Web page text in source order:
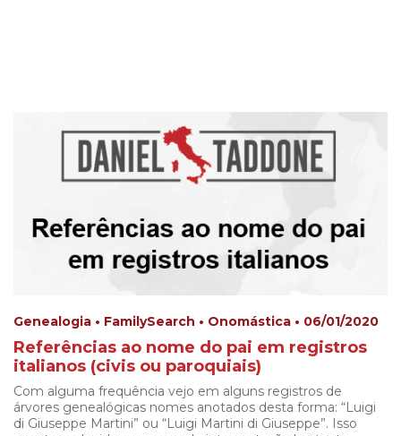
Genealogia • FamilySearch • Onomástica • 06/01/2020
Referências ao nome do pai em registros
italianos (civis ou paroquiais)
Com alguma frequência vejo em alguns registros de
árvores genealógicas nomes anotados desta forma: “Luigi
di Giuseppe Martini” ou “Luigi Martini di Giuseppe”. Isso